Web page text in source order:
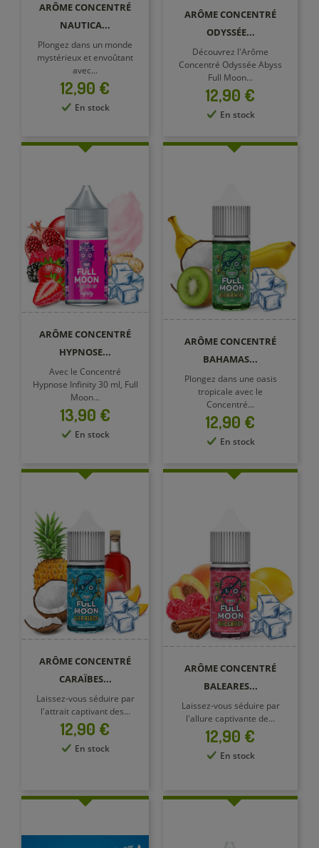
ARÔME CONCENTRÉ
NAUTICA...
Plongez dans un monde
mystérieux et envoûtant
avec...
Prix
12,90 €
En stock
ARÔME CONCENTRÉ
ODYSSÉE...
Découvrez l'Arôme
Concentré Odyssée Abyss
Full Moon...
Prix
12,90 €
En stock
ARÔME CONCENTRÉ
HYPNOSE...
Avec le Concentré
Hypnose Infinity 30 ml, Full
Moon...
Prix
13,90 €
En stock
ARÔME CONCENTRÉ
BAHAMAS...
Plongez dans une oasis
tropicale avec le
Concentré...
Prix
12,90 €
En stock
ARÔME CONCENTRÉ
CARAÏBES...
Laissez-vous séduire par
l'attrait captivant des...
Prix
12,90 €
En stock
ARÔME CONCENTRÉ
BALEARES...
Laissez-vous séduire par
l'allure captivante de...
Prix
12,90 €
En stock